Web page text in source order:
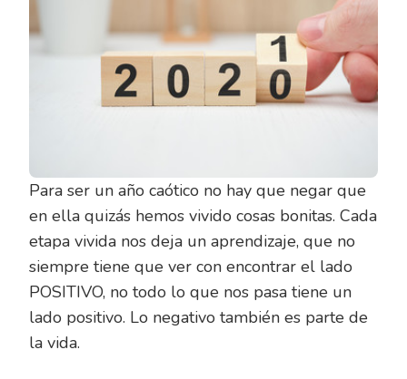
Para ser un año caótico no hay que negar que
en ella quizás hemos vivido cosas bonitas. Cada
etapa vivida nos deja un aprendizaje, que no
siempre tiene que ver con encontrar el lado
POSITIVO, no todo lo que nos pasa tiene un
lado positivo. Lo negativo también es parte de
la vida.